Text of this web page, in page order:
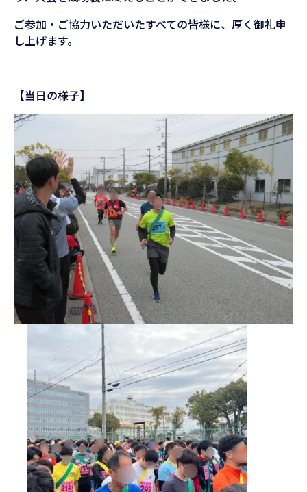
ご参加・ご協力いただいたすべての皆様に、厚く御礼申
し上げます。
【当日の様子】